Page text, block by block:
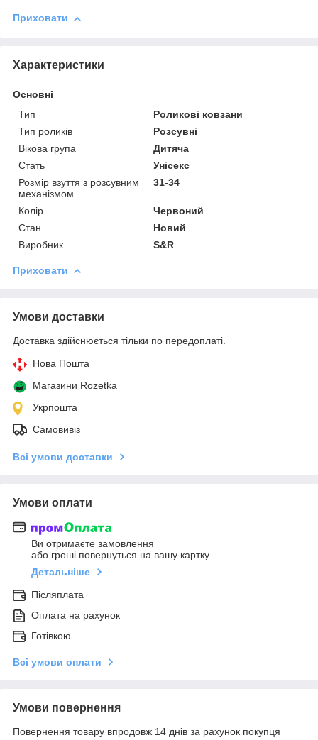
Приховати
Характеристики
Основні
Тип
Роликові ковзани
Тип роликів
Розсувні
Вікова група
Дитяча
Стать
Унісекс
Розмір взуття з розсувним
механізмом
31-34
Колір
Червоний
Стан
Новий
Виробник
S&R
Приховати
Умови доставки
Доставка здійснюється тільки по передоплаті.
Нова Пошта
Магазини Rozetka
Укрпошта
Самовивіз
Всі умови доставки
Умови оплати
Ви отримаєте замовлення
або гроші повернуться на вашу картку
Детальніше
Післяплата
Оплата на рахунок
Готівкою
Всі умови оплати
Умови повернення
Повернення товару впродовж 14 днів за рахунок покупця